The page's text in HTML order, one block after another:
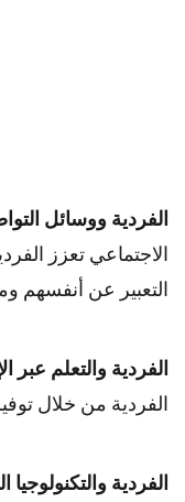
الفردية ووسائل
الاجتماعي تعزز
التعبير عن أنفسهم
الفردية والتعلم عبر
الفردية من خلال
الفردية والتكنولوجيا